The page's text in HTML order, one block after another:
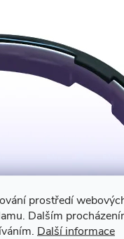
prostředí
Dalším
Další informace